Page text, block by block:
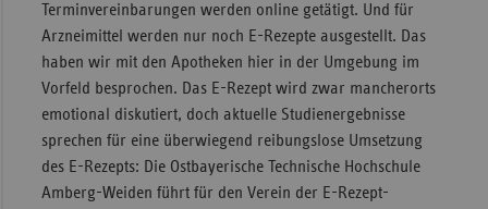
Terminvereinbarungen werden online getätigt. Und für
Arzneimittel werden nur noch E-Rezepte ausgestellt. Das
haben wir mit den Apotheken hier in der Umgebung im
Vorfeld besprochen. Das E-Rezept wird zwar mancherorts
emotional diskutiert, doch aktuelle Studienergebnisse
sprechen für eine überwiegend reibungslose Umsetzung
des E-Rezepts: Die Ostbayerische Technische Hochschule
Amberg-Weiden führt für den Verein der E-Rezept-